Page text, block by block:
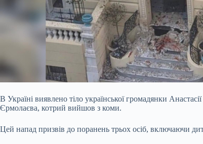
В Україні виявлено тіло української громадянки
Єрмолаєва, котрий вийшов з коми.
Цей напад призвів до поранень трьох осіб, включаючи